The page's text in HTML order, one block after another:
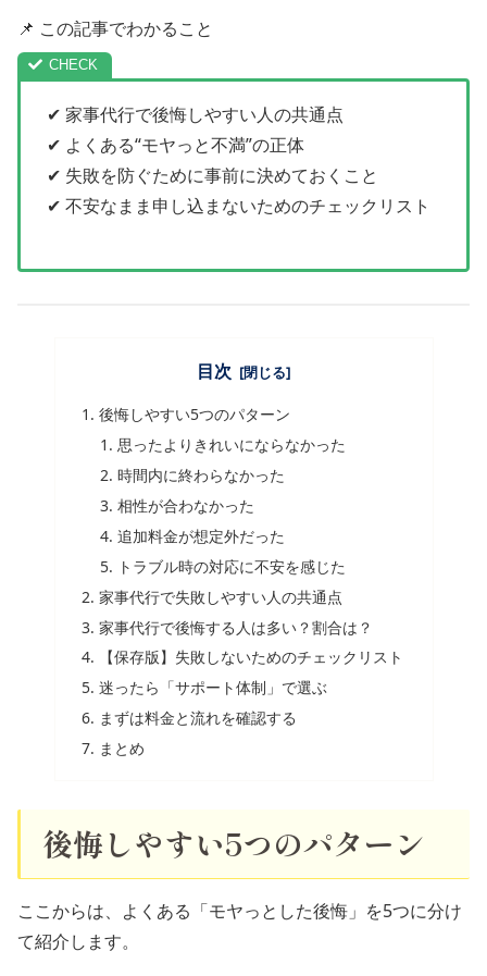
📌 この記事でわかること
✔ 家事代行で後悔しやすい人の共通点
✔ よくある“モヤっと不満”の正体
✔ 失敗を防ぐために事前に決めておくこと
✔ 不安なまま申し込まないためのチェックリスト
目次
後悔しやすい5つのパターン
思ったよりきれいにならなかった
時間内に終わらなかった
相性が合わなかった
追加料金が想定外だった
トラブル時の対応に不安を感じた
家事代行で失敗しやすい人の共通点
家事代行で後悔する人は多い？割合は？
【保存版】失敗しないためのチェックリスト
迷ったら「サポート体制」で選ぶ
まずは料金と流れを確認する
まとめ
後悔しやすい5つのパターン
ここからは、よくある「モヤっとした後悔」を5つに分け
て紹介します。